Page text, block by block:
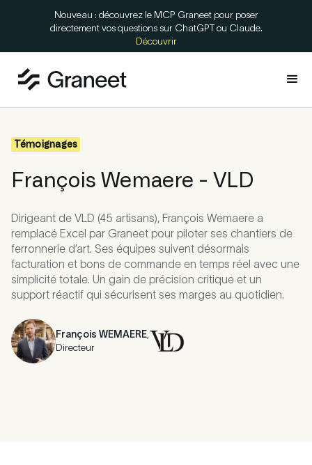
Nouveau : découvrez le MCP Graneet pour poser
directement vos questions sur ChatGPT ou Claude.
Découvrir
Témoignages
François Wemaere - VLD
Dirigeant de VLD (45 artisans), François Wemaere a
remplacé Excel par Graneet pour piloter ses chantiers de
ferronnerie d’art. Ses équipes suivent désormais
facturation et bons de commande en temps réel avec une
simplicité totale. Un gain de précision critique et un
support réactif qui sécurisent ses marges au quotidien.
François WEMAERE
Directeur